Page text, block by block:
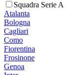
Squadra Serie A
Atalanta
Bologna
Cagliari
Como
Fiorentina
Frosinone
Genoa